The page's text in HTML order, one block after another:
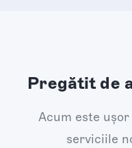
Pregătit de
Acum este
serviciile